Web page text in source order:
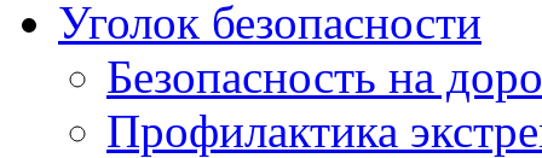
Уголок безопасности
Безопасность на
Профилактика